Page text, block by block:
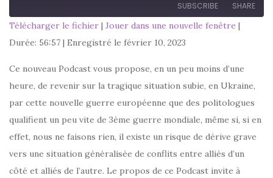
SUBSCRIBE SHARE
SHARE
LINK
EMBED
Télécharger le fichier | Jouer dans une nouvelle fenêtre |
Durée: 56:57 | Enregistré le février 10, 2023
Ce nouveau Podcast vous propose, en un peu moins d’une
heure, de revenir sur la tragique situation subie, en Ukraine,
par cette nouvelle guerre européenne que des politologues
qualifient un peu vite de 3ème guerre mondiale, même si, si en
effet, nous ne faisons rien, il existe un risque de dérive grave
vers une situation généralisée de conflits entre alliés d’un
côté et alliés de l’autre. Le propos de ce Podcast invite à